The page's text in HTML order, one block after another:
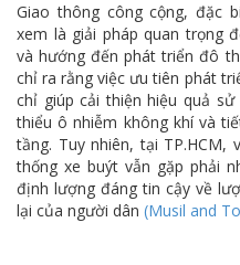
Giao thông công cộng, đặc
xem là giải pháp quan trọng
và hướng đến phát triển đô
chỉ ra rằng việc ưu tiên phát
chỉ giúp cải thiện hiệu quả
thiểu ô nhiễm không khí và
tầng. Tuy nhiên, tại TP.HCM,
thống xe buýt vẫn gặp phải
định lượng đáng tin cậy về
lại của người dân (Musil and